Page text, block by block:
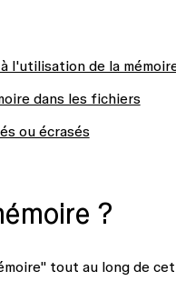
l'utilisation de la
dans les fichiers
ou écrasés
?
tout au long de